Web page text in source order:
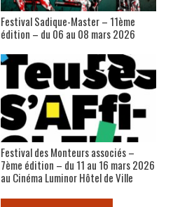
Festival Sadique-Master – 11ème
édition – du 06 au 08 mars 2026
Festival des Monteurs associés –
7ème édition – du 11 au 16 mars 2026
au Cinéma Luminor Hôtel de Ville